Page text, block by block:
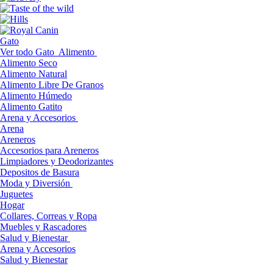
Gato
Ver todo Gato Alimento
Alimento Seco
Alimento Natural
Alimento Libre De Granos
Alimento Húmedo
Alimento Gatito
Arena y Accesorios
Arena
Areneros
Accesorios para Areneros
Limpiadores y Deodorizantes
Depositos de Basura
Moda y Diversión
Juguetes
Hogar
Collares, Correas y Ropa
Muebles y Rascadores
Salud y Bienestar
Arena y Accesorios
Salud y Bienestar